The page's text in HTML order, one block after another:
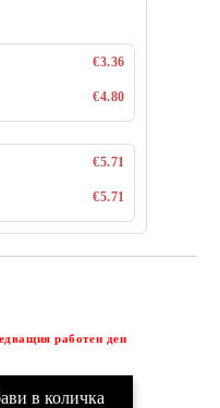
€3.36
€4.80
€5.71
€5.71
работен ден